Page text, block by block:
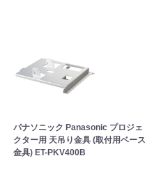
パナソニック Panasonic プロジェ
クター用 天吊り金具 (取付用ベース
金具) ET-PKV400B